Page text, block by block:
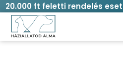
20.000 ft feletti rendelés